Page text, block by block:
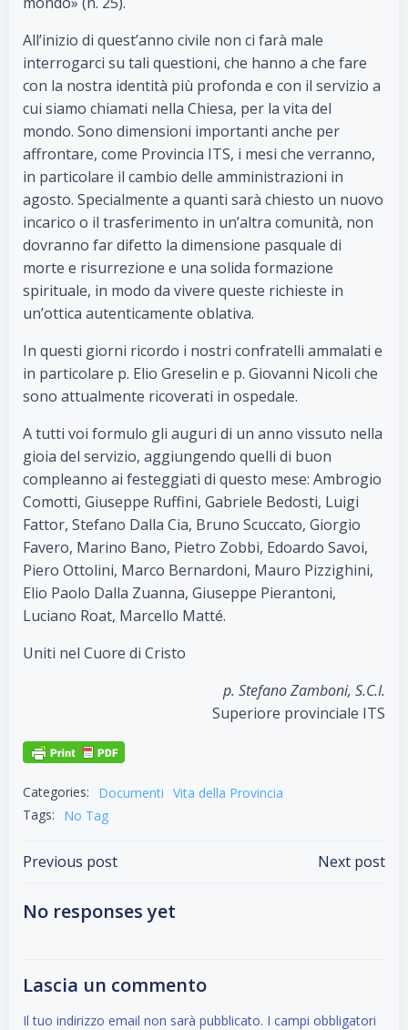
All’inizio di quest’anno civile non ci farà male
interrogarci su tali questioni, che hanno a che fare
con la nostra identità più profonda e con il servizio a
cui siamo chiamati nella Chiesa, per la vita del
mondo. Sono dimensioni importanti anche per
affrontare, come Provincia ITS, i mesi che verranno,
in particolare il cambio delle amministrazioni in
agosto. Specialmente a quanti sarà chiesto un nuovo
incarico o il trasferimento in un’altra comunità, non
dovranno far difetto la dimensione pasquale di
morte e risurrezione e una solida formazione
spirituale, in modo da vivere queste richieste in
un’ottica autenticamente oblativa.
In questi giorni ricordo i nostri confratelli ammalati e
in particolare p. Elio Greselin e p. Giovanni Nicoli che
sono attualmente ricoverati in ospedale.
A tutti voi formulo gli auguri di un anno vissuto nella
gioia del servizio, aggiungendo quelli di buon
compleanno ai festeggiati di questo mese: Ambrogio
Comotti, Giuseppe Ruffini, Gabriele Bedosti, Luigi
Fattor, Stefano Dalla Cia, Bruno Scuccato, Giorgio
Favero, Marino Bano, Pietro Zobbi, Edoardo Savoi,
Piero Ottolini, Marco Bernardoni, Mauro Pizzighini,
Elio Paolo Dalla Zuanna, Giuseppe Pierantoni,
Luciano Roat, Marcello Matté.
Uniti nel Cuore di Cristo
p. Stefano Zamboni, S.C.I.
Superiore provinciale ITS
Categories: Documenti Vita della Provincia
Tags:
No Tag
Post
navigation
Previous post Next post
No responses yet
Lascia un commento
Il tuo indirizzo email non sarà pubblicato. I campi obbligatori